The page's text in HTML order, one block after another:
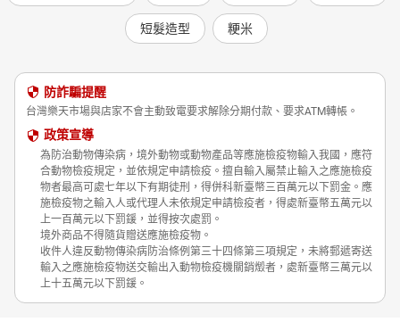
短髮造型 粳米
防詐騙提醒
台灣樂天市場與店家不會主動致電要求解除分期付款、要求ATM轉帳。
政策宣導
為防治動物傳染病，境外動物或動物產品等應施檢疫物輸入我國，應符
合動物檢疫規定，並依規定申請檢疫。擅自輸入屬禁止輸入之應施檢疫
物者最高可處七年以下有期徒刑，得併科新臺幣三百萬元以下罰金。應
施檢疫物之輸入人或代理人未依規定申請檢疫者，得處新臺幣五萬元以
上一百萬元以下罰鍰，並得按次處罰。
境外商品不得隨貨贈送應施檢疫物。
收件人違反動物傳染病防治條例第三十四條第三項規定，未將郵遞寄送
輸入之應施檢疫物送交輸出入動物檢疫機關銷燬者，處新臺幣三萬元以
上十五萬元以下罰鍰。